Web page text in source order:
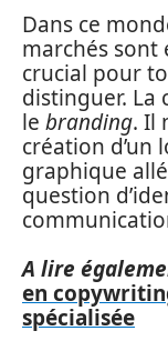
Dans ce
marchés sont
crucial pour
distinguer. La
le branding. Il
création d’un
graphique
question
A lire
en
spécialisée